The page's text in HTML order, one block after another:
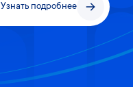
Узнать подробнее